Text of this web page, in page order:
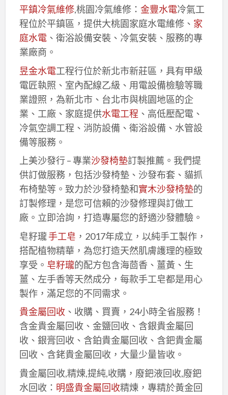
平鎮冷氣維修,桃園冷氣維修： 金豐水電冷氣工
程位於平鎮區，提供大桃園家庭水電維修、 家
庭水電、衛浴設備安裝、冷氣安裝、服務的專
業廠商。
昱金水電工程行位於新北市新莊區，具有甲級
電匠執照、室內配線乙級、用電設備檢驗等職
業證照，為新北市、台北市與桃園地區的企
業、工廠、家庭提供水電工程 、高低壓配電、
冷氣空調工程、消防設備、衛浴設備、水管設
備等服務。
上美沙發行 – 專業沙發椅墊訂製推薦。我們提
供訂做服務，包括沙發椅墊、沙發布套、貓抓
布椅墊等。致力於沙發椅墊和實木沙發椅墊的
訂製修理，是您可信賴的沙發修理與訂做工
廠。立即洽詢，打造專屬您的舒適沙發體驗。
皂籽瓏手工皂 ，2017年成立，以純手工製作，
搭配植物精華，為您打造天然肌膚護理的極致
享受。 皂籽瓏的配方包含海茴香、薑黃、生
薑、左手香等天然成分，每款手工皂都是用心
製作，滿足您的不同需求。
貴金屬回收、收購、買賣，24小時全省服務！
含金貴金屬回收、金鹽回收、含銀貴金屬回
收、銀膏回收、含鉑貴金屬回收、含鈀貴金屬
回收、含銠貴金屬回收，大量少量皆收。
貴金屬回收,精煉,提純,收購，廢鈀液回收,廢鈀
水回收： 明盛貴金屬回收精煉，專精於黃金回